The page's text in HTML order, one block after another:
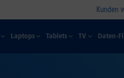
Kunden
Laptops Tablets TV Daten-